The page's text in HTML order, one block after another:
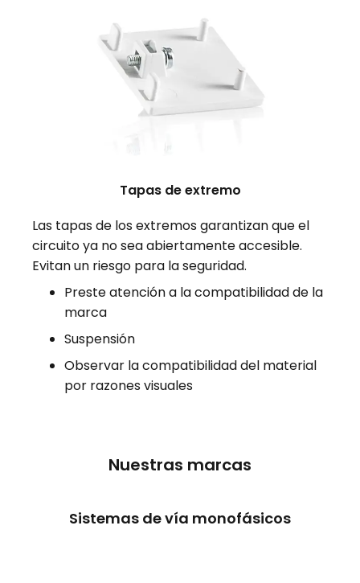
Tapas de extremo
Las tapas de los extremos garantizan que el
circuito ya no sea abiertamente accesible.
Evitan un riesgo para la seguridad.
Preste atención a la compatibilidad de la
marca
Suspensión
Observar la compatibilidad del material
por razones visuales
Nuestras marcas
Sistemas de vía monofásicos